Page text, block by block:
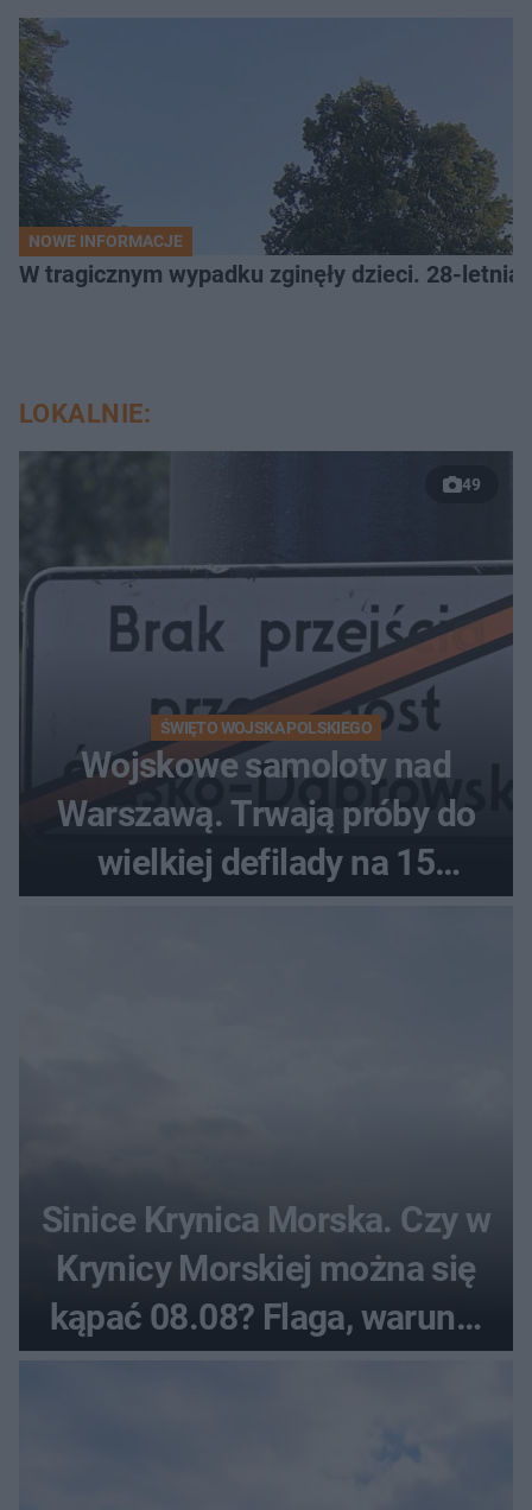
NOWE INFORMACJE
W tragicznym wypadku zginęły dzieci. 28-
LOKALNIE:
49
ŚWIĘTO WOJSKA POLSKIEGO
Wojskowe samoloty nad
Warszawą. Trwają próby do
wielkiej defilady na 15
Sinice Krynica Morska. Czy w
Krynicy Morskiej można się
kąpać 08.08? Flaga, warunki